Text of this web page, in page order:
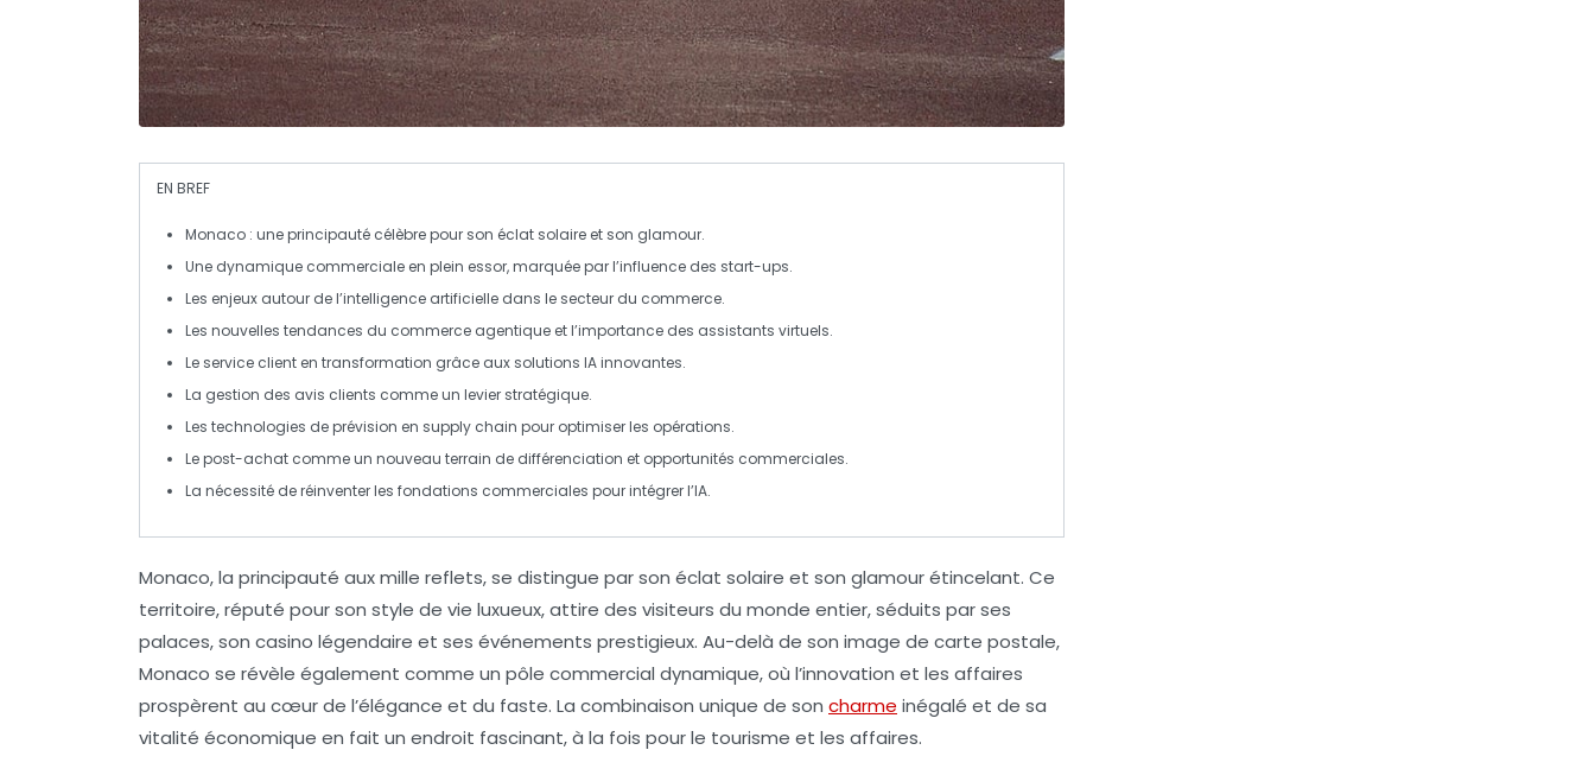
EN BREF
Monaco : uneprincipauté célèbre pour son éclat solaire et son glamour.
Une dynamique commerciale en plein essor, marquée par l’influence des start-ups.
Les enjeux autour de l’intelligence artificielle dans le secteur du commerce.
Les nouvelles tendances du commerce agentique et l’importance des assistants virtuels.
Le service client en transformation grâce aux solutions IA innovantes.
La gestion des avis clients comme un levier stratégique.
Les technologies de prévision en supply chain pour optimiser les opérations.
Lepost-achat comme un nouveau terrain de différenciation et opportunités commerciales.
La nécessité de réinventer les fondations commerciales pour intégrer l’IA.
Monaco, la principauté aux mille reflets, se distingue par son éclat solaire et son glamour étincelant. Ce
territoire, réputé pour son style de vie luxueux, attire des visiteurs du monde entier, séduits par ses
palaces, son casino légendaire et ses événements prestigieux. Au-delà de son image de carte postale,
Monaco se révèle également comme un pôle commercial dynamique, où l’innovation et les affaires
prospèrent au cœur de l’élégance et du faste. La combinaison unique de son charme inégalé et de sa
vitalité économique en fait un endroit fascinant, à la fois pour le tourisme et les affaires.